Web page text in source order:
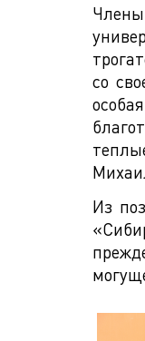
со
Из